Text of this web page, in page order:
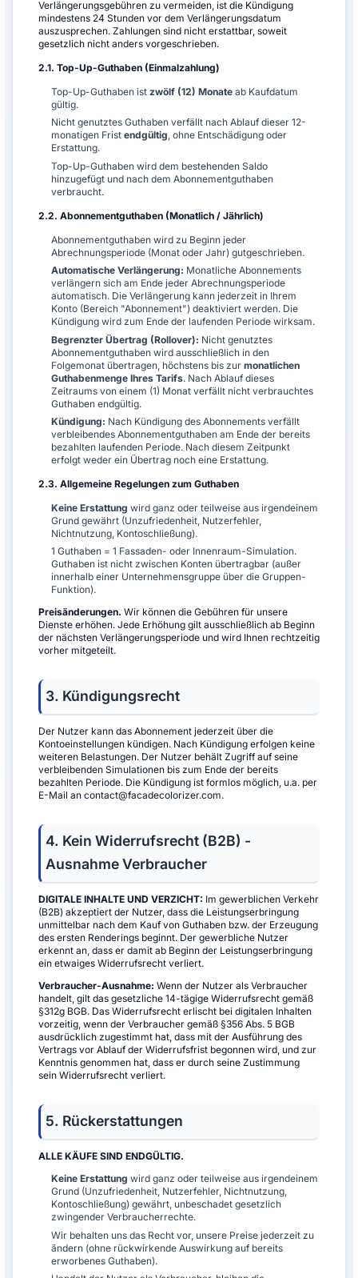
Verlängerungsgebühren zu vermeiden, ist die Kündigung
mindestens 24 Stunden vor dem Verlängerungsdatum
auszusprechen. Zahlungen sind nicht erstattbar, soweit
gesetzlich nicht anders vorgeschrieben.
2.1. Top-Up-Guthaben (Einmalzahlung)
Top-Up-Guthaben ist zwölf (12) Monate ab Kaufdatum
gültig.
Nicht genutztes Guthaben verfällt nach Ablauf dieser 12-
monatigen Frist endgültig, ohne Entschädigung oder
Erstattung.
Top-Up-Guthaben wird dem bestehenden Saldo
hinzugefügt und nach dem Abonnementguthaben
verbraucht.
2.2. Abonnementguthaben (Monatlich / Jährlich)
Abonnementguthaben wird zu Beginn jeder
Abrechnungsperiode (Monat oder Jahr) gutgeschrieben.
Automatische Verlängerung: Monatliche Abonnements
verlängern sich am Ende jeder Abrechnungsperiode
automatisch. Die Verlängerung kann jederzeit in Ihrem
Konto (Bereich "Abonnement") deaktiviert werden. Die
Kündigung wird zum Ende der laufenden Periode wirksam.
Begrenzter Übertrag (Rollover): Nicht genutztes
Abonnementguthaben wird ausschließlich in den
Folgemonat übertragen, höchstens bis zur monatlichen
Guthabenmenge Ihres Tarifs. Nach Ablauf dieses
Zeitraums von einem (1) Monat verfällt nicht verbrauchtes
Guthaben endgültig.
Kündigung: Nach Kündigung des Abonnements verfällt
verbleibendes Abonnementguthaben am Ende der bereits
bezahlten laufenden Periode. Nach diesem Zeitpunkt
erfolgt weder ein Übertrag noch eine Erstattung.
2.3. Allgemeine Regelungen zum Guthaben
Keine Erstattung wird ganz oder teilweise aus irgendeinem
Grund gewährt (Unzufriedenheit, Nutzerfehler,
Nichtnutzung, Kontoschließung).
1 Guthaben = 1 Fassaden- oder Innenraum-Simulation.
Guthaben ist nicht zwischen Konten übertragbar (außer
innerhalb einer Unternehmensgruppe über die Gruppen-
Funktion).
Preisänderungen. Wir können die Gebühren für unsere
Dienste erhöhen. Jede Erhöhung gilt ausschließlich ab Beginn
der nächsten Verlängerungsperiode und wird Ihnen rechtzeitig
vorher mitgeteilt.
3. Kündigungsrecht
Der Nutzer kann das Abonnement jederzeit über die
Kontoeinstellungen kündigen. Nach Kündigung erfolgen keine
weiteren Belastungen. Der Nutzer behält Zugriff auf seine
verbleibenden Simulationen bis zum Ende der bereits
bezahlten Periode. Die Kündigung ist formlos möglich, u.a. per
E-Mail an contact@facadecolorizer.com.
4. Kein Widerrufsrecht (B2B) -
Ausnahme Verbraucher
DIGITALE INHALTE UND VERZICHT: Im gewerblichen Verkehr
(B2B) akzeptiert der Nutzer, dass die Leistungserbringung
unmittelbar nach dem Kauf von Guthaben bzw. der Erzeugung
des ersten Renderings beginnt. Der gewerbliche Nutzer
erkennt an, dass er damit ab Beginn der Leistungserbringung
ein etwaiges Widerrufsrecht verliert.
Verbraucher-Ausnahme: Wenn der Nutzer als Verbraucher
handelt, gilt das gesetzliche 14-tägige Widerrufsrecht gemäß
§312g BGB. Das Widerrufsrecht erlischt bei digitalen Inhalten
vorzeitig, wenn der Verbraucher gemäß §356 Abs. 5 BGB
ausdrücklich zugestimmt hat, dass mit der Ausführung des
Vertrags vor Ablauf der Widerrufsfrist begonnen wird, und zur
Kenntnis genommen hat, dass er durch seine Zustimmung
sein Widerrufsrecht verliert.
5. Rückerstattungen
ALLE KÄUFE SIND ENDGÜLTIG.
Keine Erstattung wird ganz oder teilweise aus irgendeinem
Grund (Unzufriedenheit, Nutzerfehler, Nichtnutzung,
Kontoschließung) gewährt, unbeschadet gesetzlich
zwingender Verbraucherrechte.
Wir behalten uns das Recht vor, unsere Preise jederzeit zu
ändern (ohne rückwirkende Auswirkung auf bereits
erworbenes Guthaben).